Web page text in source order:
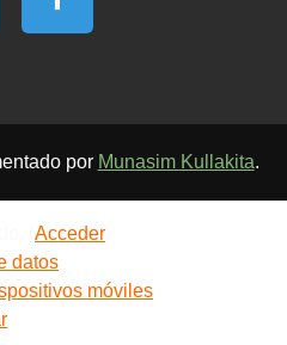
por Munasim Kullakita.
Acceder
datos
móviles